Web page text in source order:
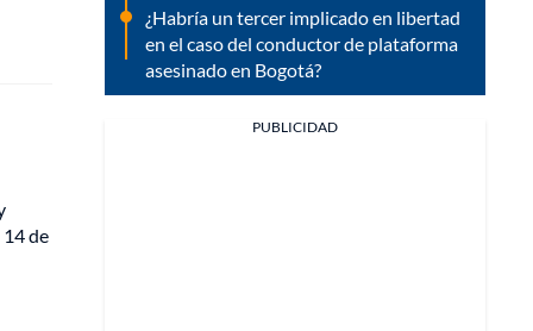
de
¿Habría un tercer implicado en libertad
en el caso del conductor de plataforma
asesinado en Bogotá?
PUBLICIDAD